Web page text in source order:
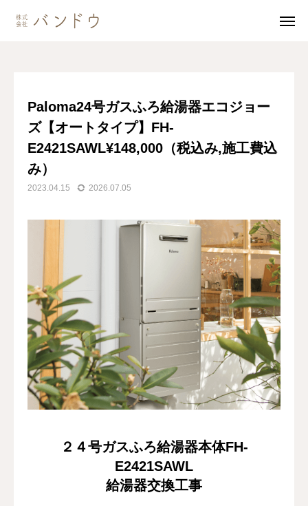
ブログ Paloma24号ガスふろ給湯器エコジョーズ【オートタイプ】FH-E2421SAWL¥148,000（税込み,施工費込み）
Paloma24号ガスふろ給湯器エコジョー
ズ【オートタイプ】FH-
E2421SAWL¥148,000（税込み,施工費込
み）
2023.04.15 2026.07.05
２４号ガスふろ給湯器本体FH-
E2421SAWL
給湯器交換工事
施工風景
施工事例
商品紹介
修理・配管洗浄
おすすめ商品
お問い合わせ